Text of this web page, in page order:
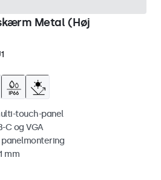
Metal (Høj
touch-panel
C og VGA
mm